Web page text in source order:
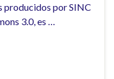
producidos por SINC
3.0, es …